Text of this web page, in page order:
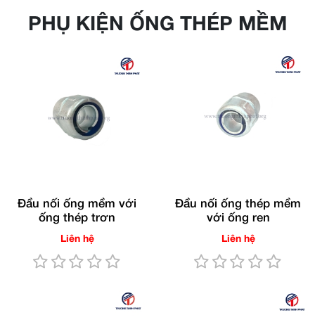
PHỤ KIỆN ỐNG THÉP MỀM
Đầu nối ống mềm với
ống thép trơn
Liên hệ
Đầu nối ống thép mềm
với ống ren
Liên hệ